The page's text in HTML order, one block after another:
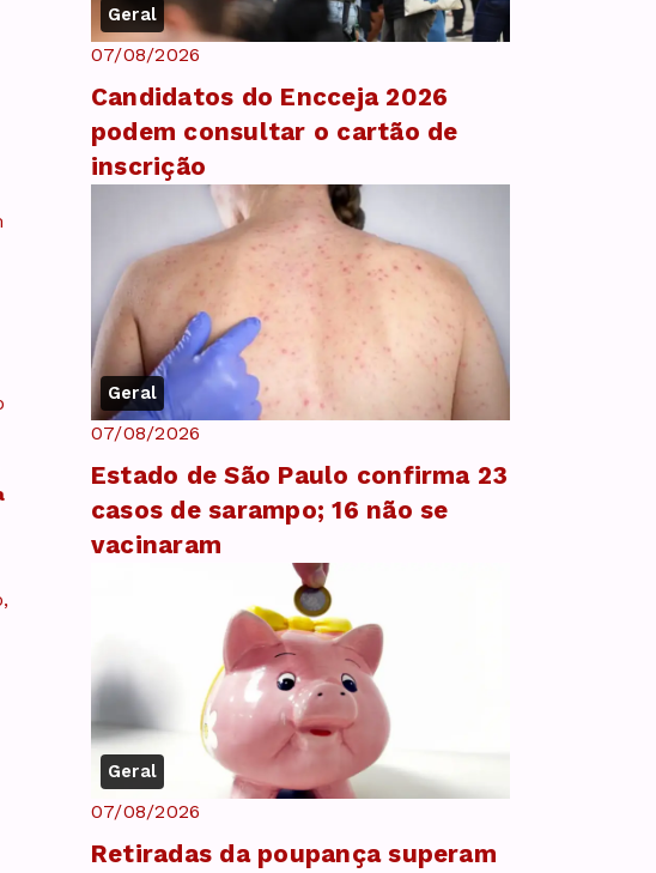
Geral
07/08/2026
Candidatos do Encceja 2026
podem consultar o cartão de
inscrição
Geral
07/08/2026
Estado de São Paulo confirma 23
casos de sarampo; 16 não se
vacinaram
Geral
07/08/2026
Retiradas da poupança superam